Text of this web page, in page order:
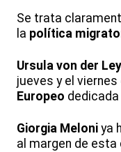
Se trata
la política
Ursula von der
jueves y el viernes
Europeo
Giorgia Meloni ya
al margen de